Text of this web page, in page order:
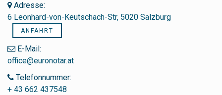
Adresse:
6 Leonhard-von-Keutschach-Str, 5020 Salzburg
ANFAHRT
E-Mail:
office@euronotar.at
Telefonnummer:
+ 43 662 437548